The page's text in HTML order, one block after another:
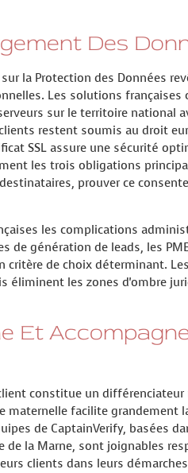
Des
la Protection des Données
Les solutions françaises
sur le territoire national
restent soumis au droit
SSL assure une sécurité
les trois obligations
prouver ce
les complications
de génération de leads, les
de choix déterminant.
éliminent les zones d'ombre
Et
constitue un
maternelle facilite grandement
de CaptainVerify, basées
de la Marne, sont joignables
clients dans leurs